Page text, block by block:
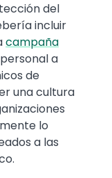
del
incluir
campaña
a
de
una cultura
lo
a las